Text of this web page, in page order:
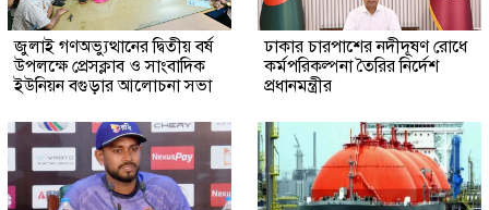
জুলাই গণঅভ্যুত্থানের দ্বিতীয় বর্ষ
উপলক্ষে প্রেসক্লাব ও সাংবাদিক
ইউনিয়ন বগুড়ার আলোচনা সভা
ঢাকার চারপাশের নদীদূষণ রোধে
কর্মপরিকল্পনা তৈরির নির্দেশ
প্রধানমন্ত্রীর